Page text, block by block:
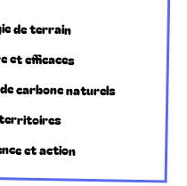
de terrain
et efficaces
carbone naturels
territoires
et action